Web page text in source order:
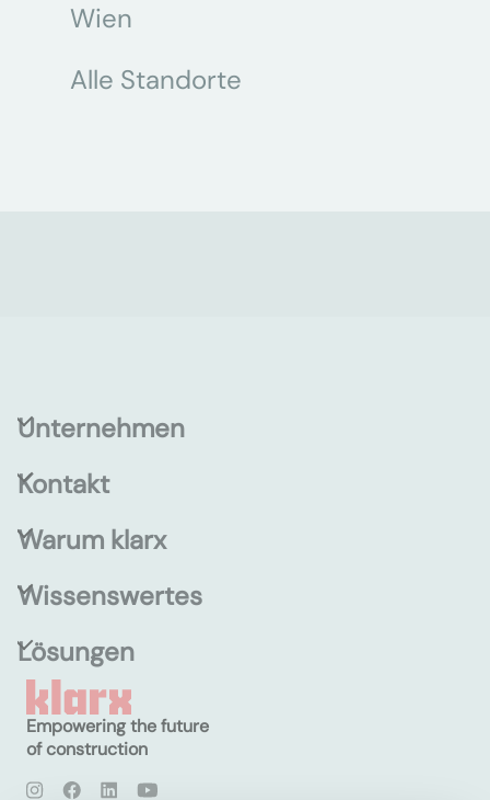
Wien
Alle Standorte
Unternehmen
Kontakt
Warum klarx
Wissenswertes
Lösungen
Empowering the future
of construction